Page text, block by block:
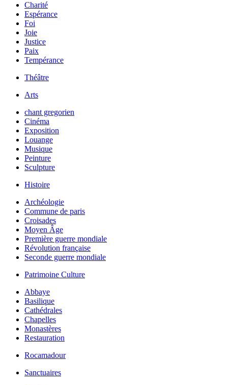
Charité
Espérance
Foi
Joie
Justice
Paix
Tempérance
Théâtre
Arts
chant gregorien
Cinéma
Exposition
Louange
Musique
Peinture
Sculpture
Histoire
Archéologie
Commune de paris
Croisades
Moyen Âge
Première guerre mondiale
Révolution française
Seconde guerre mondiale
Patrimoine Culture
Abbaye
Basilique
Cathédrales
Chapelles
Monastères
Restauration
Rocamadour
Sanctuaires